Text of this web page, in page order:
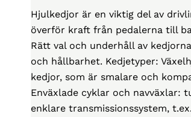
Hjulkedjor är en viktig del av
överför kraft från pedalerna till
Rätt val och underhåll av
och hållbarhet. Kedjetyper:
kedjor, som är smalare och
Enväxlade cyklar och navväxlar:
enklare transmissionssystem,